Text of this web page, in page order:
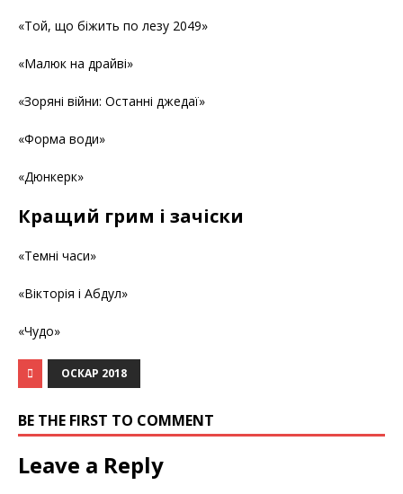
«Той, що біжить по лезу 2049»
«Малюк на драйві»
«Зоряні війни: Останні джедаї»
«Форма води»
«Дюнкерк»
Кращий грим і зачіски
«Темні часи»
«Вікторія і Абдул»
«Чудо»
ОСКАР 2018
BE THE FIRST TO COMMENT
Leave a Reply